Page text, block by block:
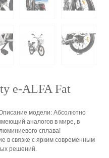
e-ALFA Fat
модели: Абсолютно
аналогов в мире, в
сплава!
в связке с ярким современным
решений.